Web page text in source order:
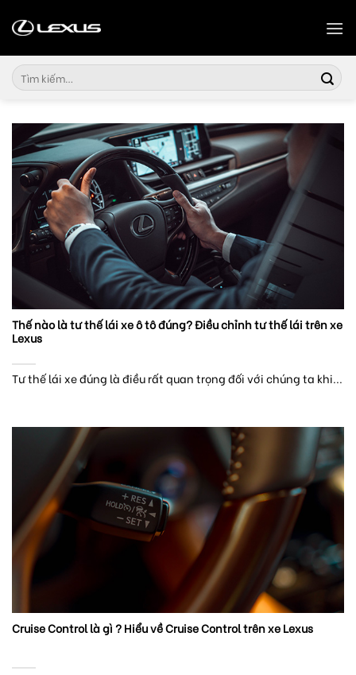
Tìm
kiếm:
Thế nào là tư thế lái xe ô tô đúng? Điều chỉnh tư thế lái trên xe
Lexus
Tư thế lái xe đúng là điều rất quan trọng đối với chúng ta khi...
Cruise Control là gì ? Hiểu về Cruise Control trên xe Lexus